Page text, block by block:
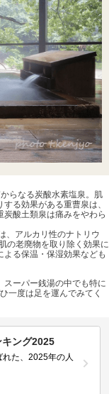
らなる炭酸水素塩泉。肌
る効果がある重曹泉は、
酸土類泉は痛みをやわら
、アルカリ性のナトリウ
の老廃物を取り除く効果に
る保温・保湿効果なども
スーパー銭湯の中でも特に
一度は足を運んでみてく
ング2025
た、2025年の人